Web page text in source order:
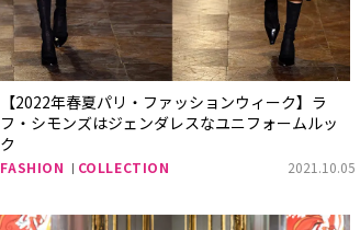
【2022年春夏パリ・ファッションウィーク】ラ
フ・シモンズはジェンダレスなユニフォームルッ
ク
FASHION COLLECTION 2021.10.05